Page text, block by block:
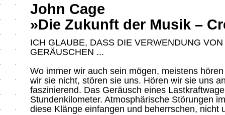
John Cage
»Die Zukunft der Musik –
ICH GLAUBE, DASS DIE VERWENDUNG VON
GERÄUSCHEN ...
Wo immer wir auch sein mögen, meistens
wir sie nicht, stören sie uns. Hören wir sie uns
faszinierend. Das Geräusch eines
Stundenkilometer. Atmosphärische Störungen
diese Klänge einfangen und beherrschen, nicht